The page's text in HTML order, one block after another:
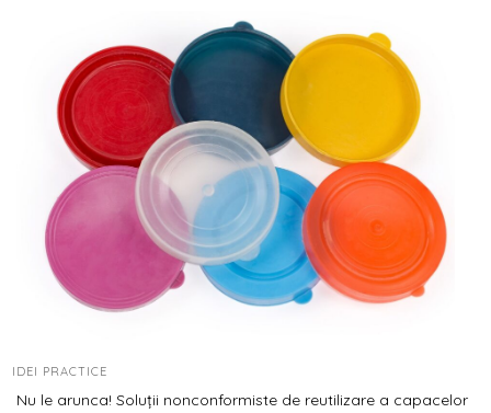
IDEI PRACTICE
Nu le arunca! Soluții nonconformiste de reutilizare a capacelor